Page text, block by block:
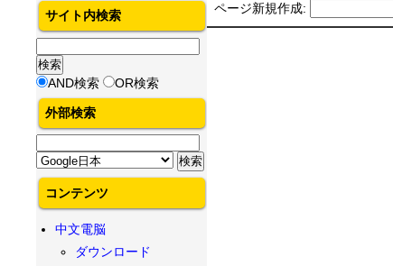
ページ新規作成:
サイト内検索
AND検索 OR検索
外部検索
コンテンツ
中文電脳
ダウンロード